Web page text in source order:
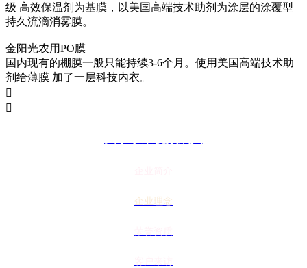
级 高效保温剂为基膜，以美国高端技术助剂为涂层的涂覆型
持久流滴消雾膜。
金阳光农用PO膜
国内现有的棚膜一般只能持续3-6个月。使用美国高端技术助
剂给薄膜 加了一层科技内衣。


企业理念